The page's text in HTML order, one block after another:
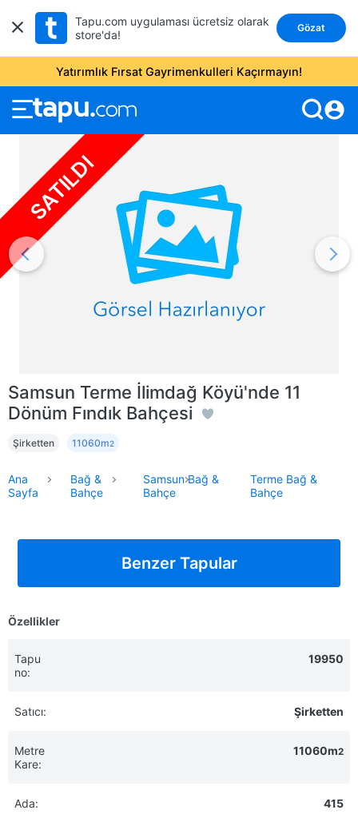
Tapu.com uygulaması ücretsiz olarak
store'da!
Gözat
Yatırımlık Fırsat Gayrimenkulleri Kaçırmayın!
account_circle
SATILDI
Benzer Tapular
Özellikler
Tapu
no:
19950
Satıcı: Şirketten
Metre
Kare:
11060m2
Ada: 415
Samsun Terme İlimdağ Köyü'nde 11
Dönüm Fındık Bahçesi
Şirketten 11060m2
Ana
Sayfa
Bağ &
Bahçe
Samsun Bağ &
Bahçe
Terme Bağ &
Bahçe